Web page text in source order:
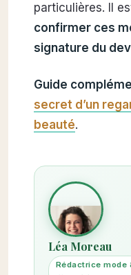
particulières. Il
confirmer ces
signature du
Guide
secret d’un
beauté.
Léa Moreau
Rédactrice mode